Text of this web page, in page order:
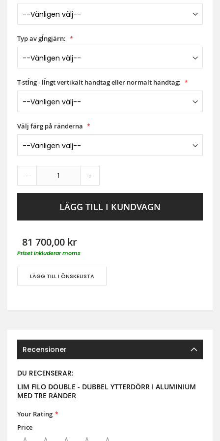
Typ av gĺngjärn:
T-stĺng - lĺngt vertikalt handtag eller normalt handtag:
Välj färg på ränderna
- +
LÄGG TILL I KUNDVAGN
81 700,00 kr
Priset inkluderar moms
LÄGG TILL I ÖNSKELISTA
Recensioner
DU RECENSERAR:
LIM FILO DOUBLE - DUBBEL YTTERDÖRR I ALUMINIUM
MED TRE RÄNDER
Your Rating
Price